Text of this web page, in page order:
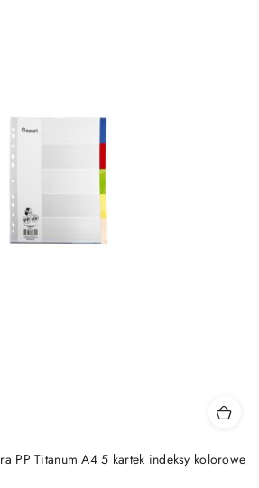
PP Titanum A4 5 kartek indeksy kolorowe